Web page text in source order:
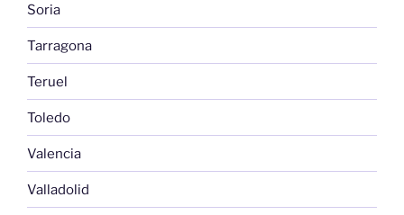
Soria
Tarragona
Teruel
Toledo
Valencia
Valladolid